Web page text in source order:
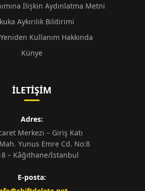
İlişkin Aydınlatma Metni
Aykırılık Bildirimi
Kullanım Hakkında
Künye
İLETIŞIM
Adres:
Merkezi – Giriş Katı
Yunus Emre Cd. No:8
– Kâğıthane/İstanbul
E-posta: